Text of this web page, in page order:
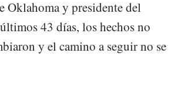
Oklahoma y presidente del
43 días, los hechos no
y el camino a seguir no se